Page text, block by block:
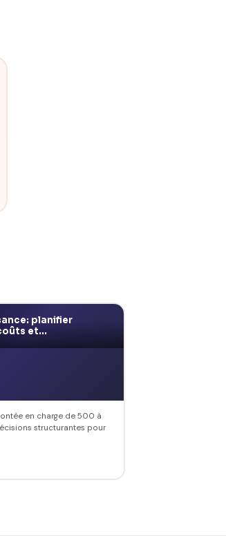
planifier
et...
en charge de 500 à
structurantes pour